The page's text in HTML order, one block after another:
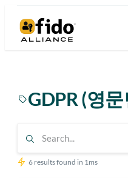
GDPR (영
6 results found in 1ms